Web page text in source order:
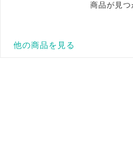
商品が見つ
他の商品を見る